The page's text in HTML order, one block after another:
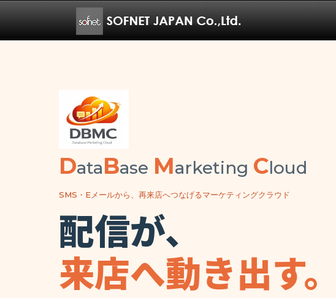
DataBase Marketing Cloud
SMS・Eメールから、再来店へつなげるマーケティングクラウド
配信が、
来店へ動き出す。